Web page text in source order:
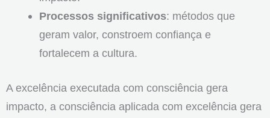
Processos significativos: métodos que
geram valor, constroem confiança e
fortalecem a cultura.
A excelência executada com consciência gera
impacto, a consciência aplicada com excelência gera